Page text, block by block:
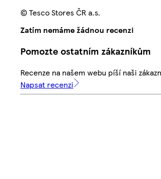
© Tesco Stores ČR a.s.
Zatím nemáme žádnou recenzi
Pomozte ostatním zákazníkům
Recenze na našem webu píší naši
Napsat recenzi